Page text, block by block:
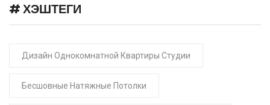
# ХЭШТЕГИ
Дизайн Однокомнатной Квартиры Студии
Бесшовные Натяжные Потолки